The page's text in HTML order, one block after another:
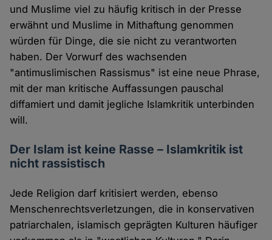
und Muslime viel zu häufig kritisch in der Presse
erwähnt und Muslime in Mithaftung genommen
würden für Dinge, die sie nicht zu verantworten
haben. Der Vorwurf des wachsenden
"antimuslimischen Rassismus" ist eine neue Phrase,
mit der man kritische Auffassungen pauschal
diffamiert und damit jegliche Islamkritik unterbinden
will.
Der Islam ist keine Rasse – Islamkritik ist
nicht rassistisch
Jede Religion darf kritisiert werden, ebenso
Menschenrechtsverletzungen, die in konservativen
patriarchalen, islamisch geprägten Kulturen häufiger